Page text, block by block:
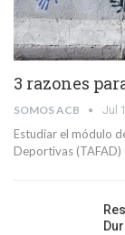
3 razones
SOMOS ACB Jul
Estudiar el módulo
Deportivas